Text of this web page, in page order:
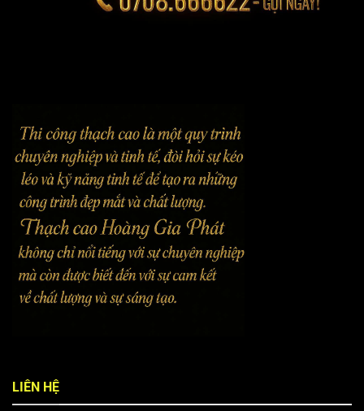
LIÊN HỆ